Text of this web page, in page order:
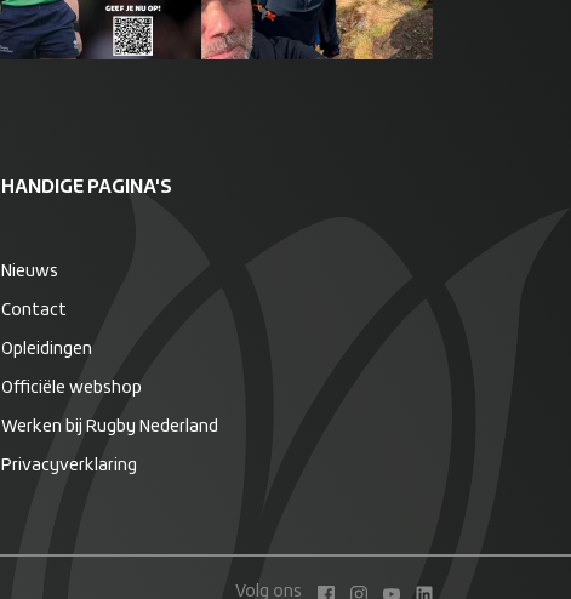
HANDIGE PAGINA'S
Nieuws
Contact
Opleidingen
Officiële webshop
Werken bij Rugby Nederland
Privacyverklaring
Volg ons